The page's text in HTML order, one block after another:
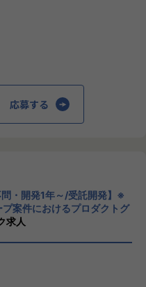
発
ク等） など
ト運営主体者としてプ
期間使われ価値発揮し続
獲得できる
することで成長できる
客様のビジネスに伴走
業のVisionとしていま
たな価値を共に創り出
ビスの成長を志したと
を思い浮かべていただ
ます。
応募する
・開発1年～/受託開発】※
案件におけるプロダクトグ
求人